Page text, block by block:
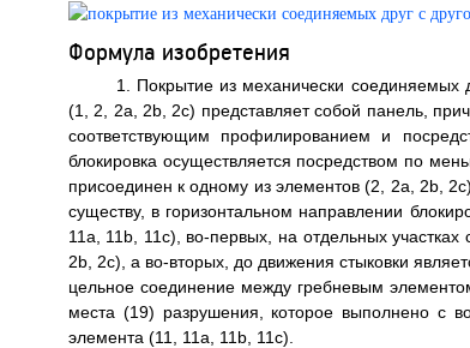
Формула изобретения
1. Покрытие из механически
(1, 2, 2a, 2b, 2c) представляет собой панель,
соответствующим профилированием и
блокировка осуществляется посредством по
присоединен к одному из элементов (2, 2a, 2b,
существу, в горизонтальном направлении
11a, 11b, 11c), во-первых, на отдельных
2b, 2c), а во-вторых, до движения стыковки
цельное соединение между гребневым
места (19) разрушения, которое выполнено с
элемента (11, 11a, 11b, 11c).